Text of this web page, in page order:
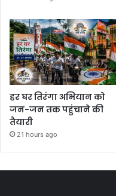
हर घर तिरंगा अभियान को
जन-जन तक पहुंचाने की
तैयारी
21 hours ago